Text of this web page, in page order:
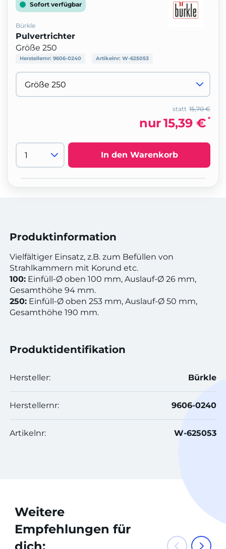
Sofort verfügbar
Bürkle
Pulvertrichter
Größe 250
Herstellernr: 9606-0240 Artikelnr: W-625053
15,70 €
statt
nur15,39 € *
In den Warenkorb
Produktinformation
Vielfältiger Einsatz, z.B. zum Befüllen von
Strahlkammern mit Korund etc.
100: Einfüll-Ø oben 100 mm, Auslauf-Ø 26 mm,
Gesamthöhe 94 mm.
250: Einfüll-Ø oben 253 mm, Auslauf-Ø 50 mm,
Gesamthöhe 190 mm.
Produktidentifikation
Hersteller: Bürkle
Herstellernr: 9606-0240
Artikelnr: W-625053
Weitere
Empfehlungen für